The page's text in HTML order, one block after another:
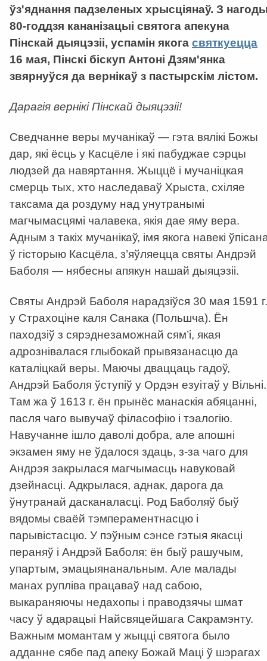
ўз'яднання падзеленых хрысціянаў. З
80-годдзя кананізацыі святога апекуна
Пінскай дыяцэзіі, успамін якога святкуецца
16 мая, Пінскі біскуп Антоні Дзям'янка
звярнуўся да вернікаў з пастырскім лістом.
Дарагія вернікі Пінскай дыяцэзіі!
Сведчанне веры мучанікаў — гэта вялікі Божы
дар, які ёсць у Касцёле і які пабуджае сэрцы
людзей да навяртання. Жыццё і мучаніцкая
смерць тых, хто наследаваў Хрыста, схіляе
таксама да роздуму над унутранымі
магчымасцямі чалавека, якія дае яму вера.
Адным з такіх мучанікаў, імя якога навекі
ў гісторыю Касцёла, з’яўляецца святы Андрэй
Баболя — нябесны апякун нашай дыяцэзіі.
Святы Андрэй Баболя нарадзіўся 30 мая 1591 г.
у Страхоціне каля Санака (Польшча). Ён
паходзіў з сярэднезаможнай сям’і, якая
адрознівалася глыбокай прывязанасцю да
каталіцкай веры. Маючы дваццаць гадоў,
Андрэй Баболя ўступіў у Ордэн езуітаў у Вільні.
Там жа ў 1613 г. ён прынёс манаскія абяцанні,
пасля чаго вывучаў філасофію і тэалогію.
Навучанне ішло даволі добра, але апошні
экзамен яму не ўдалося здаць, з-за чаго для
Андрэя закрылася магчымасць навуковай
дзейнасці. Адкрылася, аднак, дарога да
ўнутранай дасканаласці. Род Баболяў быў
вядомы сваёй тэмпераментнасцю і
парывістасцю. У пэўным сэнсе гэтыя якасці
пераняў і Андрэй Баболя: ён быў рашучым,
упартым, эмацыянанальным. Але малады
манах рупліва працаваў над сабою,
выкараняючы недахопы і праводзячы шмат
часу ў адарацыі Найсвяцейшага Сакрамэнту.
Важным момантам у жыцці святога было
адданне сябе пад апеку Божай Маці ў шэрагах